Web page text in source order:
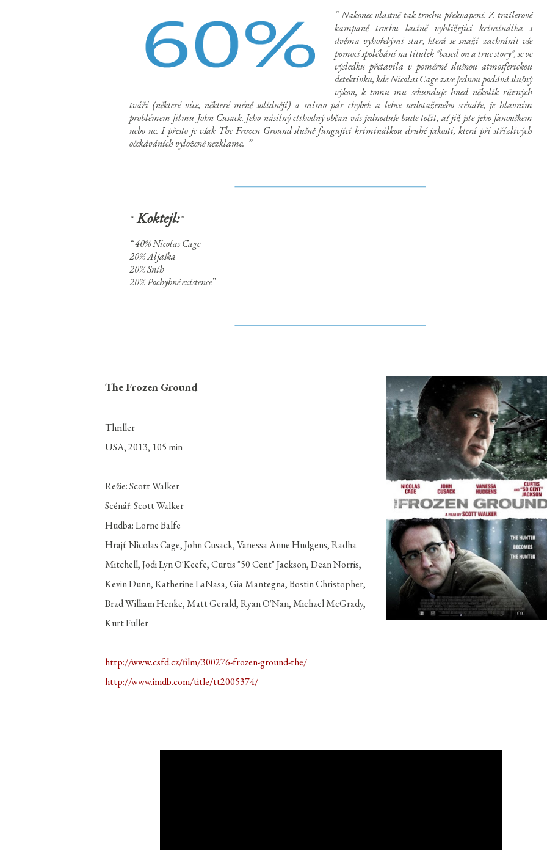
Nakonec vlastně tak trochu překvapení. Z trailerové
kampaně trochu lacině vyhlížející kriminálka s
dvěma vyhořelými star, která se snaží zachránit vše
pomocí spoléhání na titulek "based on a true story", se ve
výsledku přetavila v poměrně slušnou atmosferickou
detektivku, kde Nicolas Cage zase jednou podává slušný
výkon, k tomu mu sekunduje hned několik různých
tváří (některé více, některé méně solidněji) a mimo pár chybek a lehce nedotaženého scénáře, je hlavním
problémem filmu John Cusack. Jeho násilný ctihodný občan vás jednoduše bude točit, ať již jste jeho fanouškem
nebo ne. I přesto je však The Frozen Ground slušně fungující kriminálkou druhé jakosti, která při střízlivých
očekáváních vyloženě nezklame.
Koktejl:
40% Nicolas Cage
20% Aljaška
20% Sníh
20% Pochybné existence
The Frozen Ground
Thriller
USA, 2013, 105 min
Režie: Scott Walker
Scénář: Scott Walker
Hudba: Lorne Balfe
Hrají: Nicolas Cage, John Cusack, Vanessa Anne Hudgens, Radha
Mitchell, Jodi Lyn O'Keefe, Curtis "50 Cent" Jackson, Dean Norris,
Kevin Dunn, Katherine LaNasa, Gia Mantegna, Bostin Christopher,
Brad William Henke, Matt Gerald, Ryan O'Nan, Michael McGrady,
Kurt Fuller
http://www.csfd.cz/film/300276-frozen-ground-the/
http://www.imdb.com/title/tt2005374/